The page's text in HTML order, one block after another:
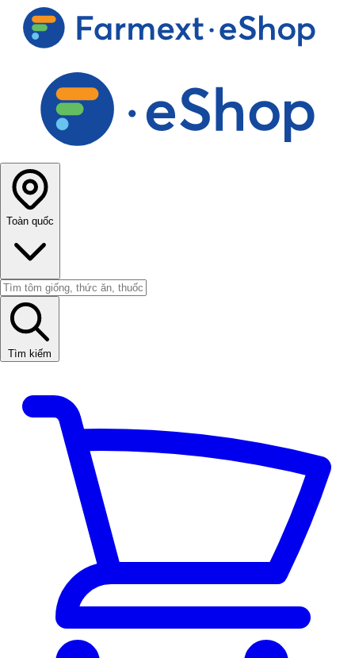
Toàn quốc
Tìm kiếm